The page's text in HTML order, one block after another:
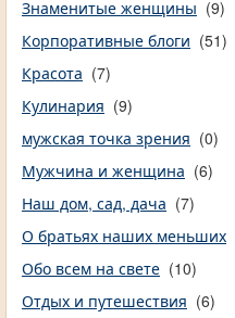
Знаменитые женщины (9)
Корпоративные блоги (51)
Красота (7)
Кулинария (9)
мужская точка зрения (0)
Мужчина и женщина (6)
Наш дом, сад, дача (7)
О братьях наших меньших
Обо всем на свете (10)
Отдых и путешествия (6)